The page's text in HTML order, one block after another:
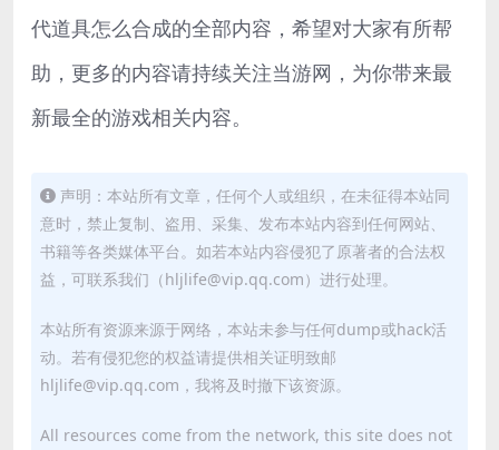
代道具怎么合成的全部内容，希望对大家有所帮
助，更多的内容请持续关注当游网，为你带来最
新最全的游戏相关内容。
声明：本站所有文章，任何个人或组织，在未征得本站同
意时，禁止复制、盗用、采集、发布本站内容到任何网站、
书籍等各类媒体平台。如若本站内容侵犯了原著者的合法权
益，可联系我们（hljlife@vip.qq.com）进行处理。
本站所有资源来源于网络，本站未参与任何dump或hack活
动。若有侵犯您的权益请提供相关证明致邮
hljlife@vip.qq.com，我将及时撤下该资源。
All resources come from the network, this site does not